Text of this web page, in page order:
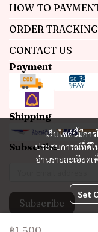
เว็บไซต์นี้มีกา
ประสบการณ์ที่ดีใ
อ่านรายละเอียดเ
Set
HOW TO
ORDER TRACKING
CONTACT US
Payment
Shipping
Subscribe
Subscribe